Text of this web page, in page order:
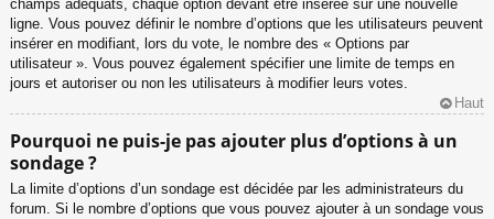
champs adéquats, chaque option devant être insérée sur une nouvelle
ligne. Vous pouvez définir le nombre d’options que les utilisateurs peuvent
insérer en modifiant, lors du vote, le nombre des « Options par
utilisateur ». Vous pouvez également spécifier une limite de temps en
jours et autoriser ou non les utilisateurs à modifier leurs votes.
Haut
Pourquoi ne puis-je pas ajouter plus d’options à un
sondage ?
La limite d’options d’un sondage est décidée par les administrateurs du
forum. Si le nombre d’options que vous pouvez ajouter à un sondage vous